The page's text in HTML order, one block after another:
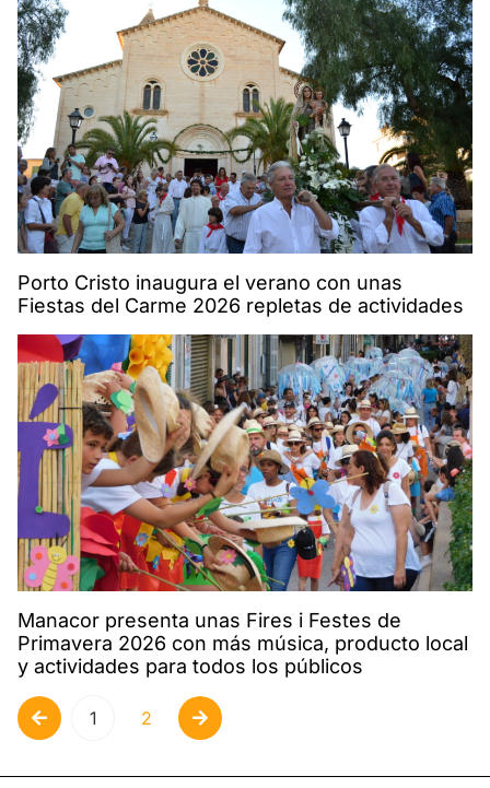
Porto Cristo inaugura el verano con unas
Fiestas del Carme 2026 repletas de actividades
Manacor presenta unas Fires i Festes de
Primavera 2026 con más música, producto local
y actividades para todos los públicos
1 2